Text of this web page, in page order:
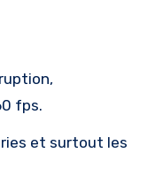
fps.
et surtout les